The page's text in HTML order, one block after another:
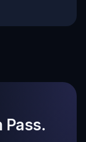
Pass.